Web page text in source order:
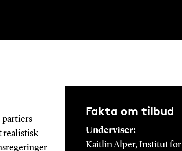
partiers
realistisk
Fakta om tilbud
Underviser:
Kaitlin Alper, Institut for